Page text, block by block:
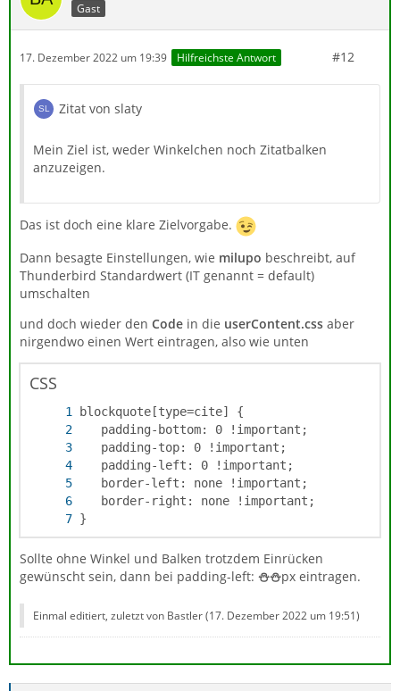
Gast
17. Dezember 2022 um 19:39 Hilfreichste Antwort #12
Zitat von slaty
Mein Ziel ist, weder Winkelchen noch Zitatbalken
anzuzeigen.
Das ist doch eine klare Zielvorgabe.
Dann besagte Einstellungen, wie milupo beschreibt, auf
Thunderbird Standardwert (IT genannt = default)
umschalten
und doch wieder den Code in die userContent.css aber
nirgendwo einen Wert eintragen, also wie unten
CSS
}
Sollte ohne Winkel und Balken trotzdem Einrücken
gewünscht sein, dann bei padding-left: ⛄⛄px eintragen.
Einmal editiert, zuletzt von Bastler (17. Dezember 2022 um 19:51)